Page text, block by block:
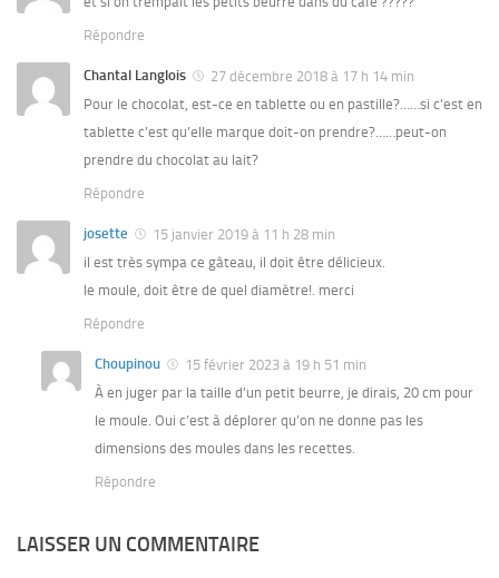
Répondre
Chantal Langlois
27 décembre 2018 à 17 h 14 min
Pour le chocolat, est-ce en tablette ou en pastille?……si c’est en
tablette c’est qu’elle marque doit-on prendre?……peut-on
prendre du chocolat au lait?
Répondre
josette
15 janvier 2019 à 11 h 28 min
il est très sympa ce gâteau, il doit être délicieux.
le moule, doit être de quel diamètre!. merci
Répondre
Choupinou
15 février 2023 à 19 h 51 min
À en juger par la taille d’un petit beurre, je dirais, 20 cm pour
le moule. Oui c’est à déplorer qu’on ne donne pas les
dimensions des moules dans les recettes.
Répondre
LAISSER UN COMMENTAIRE